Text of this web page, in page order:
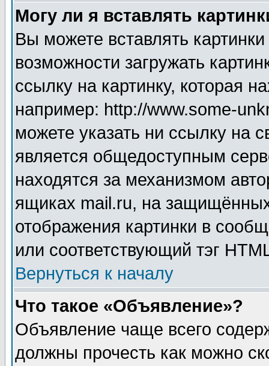
Могу ли я вставлять
Вы можете вставлять
возможности загружать
ссылку на картинку, которая
например: http://www.some-
можете указать ни ссылку на
является общедоступным
находятся за механизмом
ящиках mail.ru, на
отображения картинки в
или соответствующий тэг
Вернуться к началу
Что такое «Объявление»?
Объявление чаще всего
должны прочесть как можно